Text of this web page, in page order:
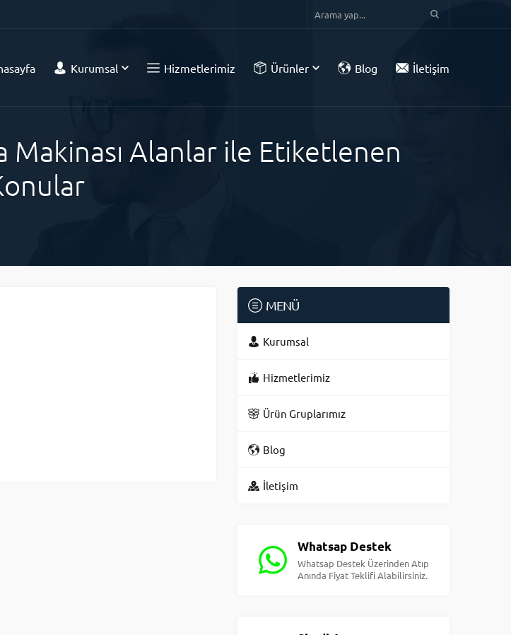
Kurumsal Hizmetlerimiz Ürünler Blog İletişim
Alanlar ile Etiketlenen
MENÜ
Kurumsal
Hizmetlerimiz
Ürün Gruplarımız
Blog
İletişim
Whatsap Destek
Whatsap Destek Üzerinden Atıp
Anında Fiyat Teklifi Alabilirsiniz.